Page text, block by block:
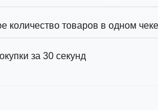
количество товаров в одном чеке
за 30 секунд